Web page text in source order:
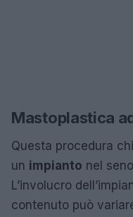
Mastoplastica
Questa procedura
un impianto nel
L’involucro
contenuto può